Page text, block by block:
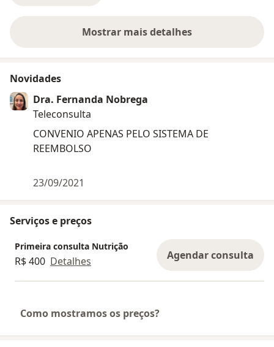
Mostrar mais detalhes
sobre a experiência
Novidades
Dra. Fernanda Nobrega
Teleconsulta
CONVENIO APENAS PELO SISTEMA DE
REEMBOLSO
23/09/2021
Serviços e preços
Primeira consulta Nutrição
R$ 400 Detalhes Agendar consulta
Como mostramos os preços?